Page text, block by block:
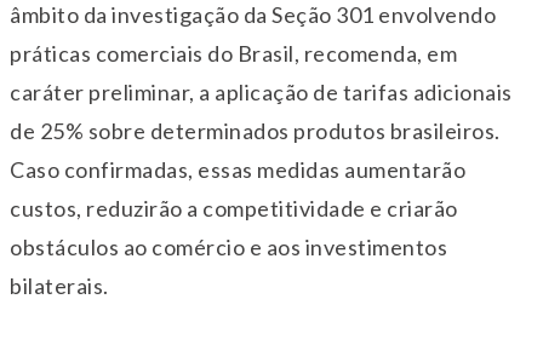
âmbito da investigação da Seção 301 envolvendo
práticas comerciais do Brasil, recomenda, em
caráter preliminar, a aplicação de tarifas adicionais
de 25% sobre determinados produtos brasileiros.
Caso confirmadas, essas medidas aumentarão
custos, reduzirão a competitividade e criarão
obstáculos ao comércio e aos investimentos
bilaterais.